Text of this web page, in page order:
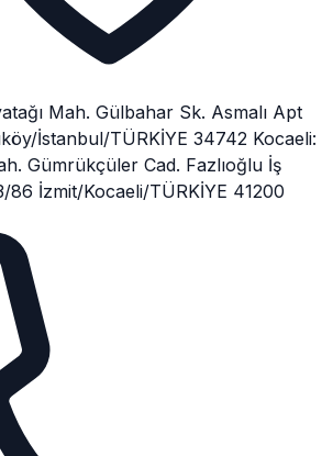
Mah. Gülbahar Sk. Asmalı Apt
İstanbul/TÜRKİYE 34742 Kocaeli:
Gümrükçüler Cad. Fazlıoğlu İş
86 İzmit/Kocaeli/TÜRKİYE 41200